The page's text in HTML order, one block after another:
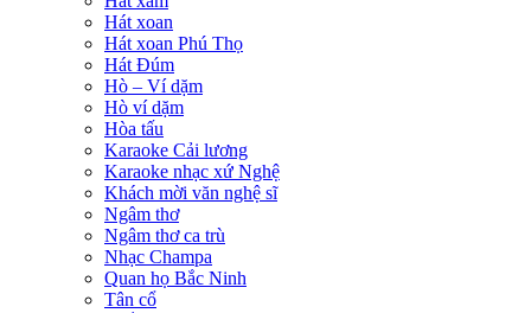
Hát xoan
Hát xoan Phú Thọ
Hát Đúm
Hò – Ví dặm
Hò ví dặm
Hòa tấu
Karaoke Cải lương
Karaoke nhạc xứ Nghệ
Khách mời văn nghệ sĩ
Ngâm thơ
Ngâm thơ ca trù
Nhạc Champa
Quan họ Bắc Ninh
Tân cổ